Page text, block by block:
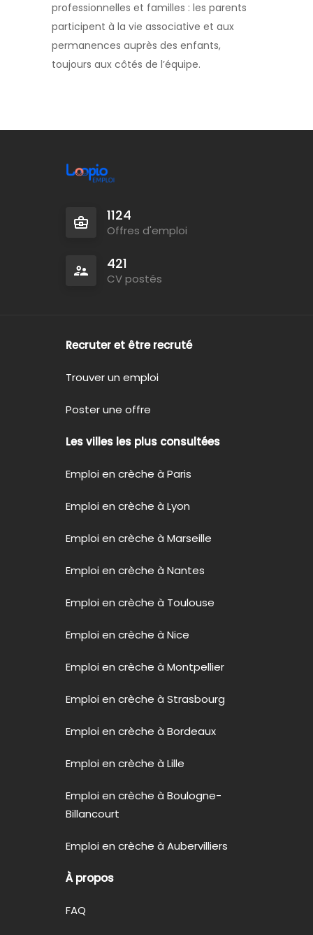
professionnelles et familles : les parents
participent à la vie associative et aux
permanences auprès des enfants,
toujours aux côtés de l’équipe.
1124
Offres d'emploi
421
CV postés
Recruter et être recruté
Trouver un emploi
Poster une offre
Les villes les plus consultées
Emploi en crèche à Paris
Emploi en crèche à Lyon
Emploi en crèche à Marseille
Emploi en crèche à Nantes
Emploi en crèche à Toulouse
Emploi en crèche à Nice
Emploi en crèche à Montpellier
Emploi en crèche à Strasbourg
Emploi en crèche à Bordeaux
Emploi en crèche à Lille
Emploi en crèche à Boulogne-
Billancourt
Emploi en crèche à Aubervilliers
À propos
FAQ